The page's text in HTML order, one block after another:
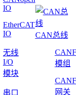
IO
EtherCAT
IO
无线
I/O
模块
串口
CAN总线
模组
网关